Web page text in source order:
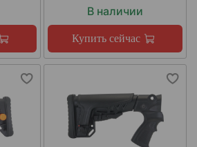
В наличии
Купить сейчас